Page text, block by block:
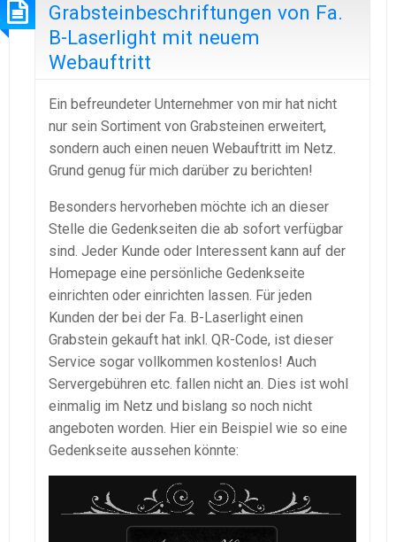
Grabsteinbeschriftungen von Fa.
B-Laserlight mit neuem
Webauftritt
Ein befreundeter Unternehmer von mir hat nicht
nur sein Sortiment von Grabsteinen erweitert,
sondern auch einen neuen Webauftritt im Netz.
Grund genug für mich darüber zu berichten!
Besonders hervorheben möchte ich an dieser
Stelle die Gedenkseiten die ab sofort verfügbar
sind. Jeder Kunde oder Interessent kann auf der
Homepage eine persönliche Gedenkseite
einrichten oder einrichten lassen. Für jeden
Kunden der bei der Fa. B-Laserlight einen
Grabstein gekauft hat inkl. QR-Code, ist dieser
Service sogar vollkommen kostenlos! Auch
Servergebühren etc. fallen nicht an. Dies ist wohl
einmalig im Netz und bislang so noch nicht
angeboten worden. Hier ein Beispiel wie so eine
Gedenkseite aussehen könnte: